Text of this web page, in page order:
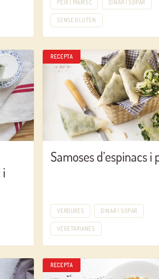
PEIX I MARISC DINAR I SOPAR
SENSE GLUTEN
i
RECEPTA
Samoses d’espinacs i
VERDURES DINAR I SOPAR
VEGETARIANES
RECEPTA